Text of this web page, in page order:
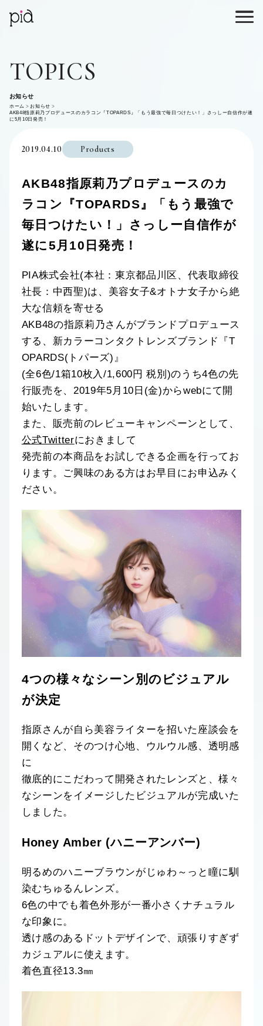
TOPICS
お知らせ
ホーム
お知らせ
AKB48指原莉乃プロデュースのカラコン『TOPARDS』「もう最強で毎日つけたい！」さっしー自信作が遂
に5月10日発売！
2019.04.10 Products
AKB48指原莉乃プロデュースのカ
ラコン『TOPARDS』「もう最強で
毎日つけたい！」さっしー自信作が
遂に5月10日発売！
PIA株式会社(本社：東京都品川区、代表取締役
社長：中西聖)は、美容女子&オトナ女子から絶
大な信頼を寄せる
AKB48の指原莉乃さんがブランドプロデュース
する、新カラーコンタクトレンズブランド『T
OPARDS(トパーズ)』
(全6色/1箱10枚入/1,600円 税別)のうち4色の先
行販売を、2019年5月10日(金)からwebにて開
始いたします。
また、販売前のレビューキャンペーンとして、
公式Twitterにおきまして
発売前の本商品をお試しできる企画を行ってお
ります。ご興味のある方はお早目にお申込みく
ださい。
4つの様々なシーン別のビジュアル
が決定
指原さんが自ら美容ライターを招いた座談会を
開くなど、そのつけ心地、ウルウル感、透明感
に
徹底的にこだわって開発されたレンズと、様々
なシーンをイメージしたビジュアルが完成いた
しました。
Honey Amber (ハニーアンバー)
明るめのハニーブラウンがじゅわ～っと瞳に馴
染むちゅるんレンズ。
6色の中でも着色外形が一番小さくナチュラル
な印象に。
透け感のあるドットデザインで、頑張りすぎず
カジュアルに使えます。
着色直径13.3㎜